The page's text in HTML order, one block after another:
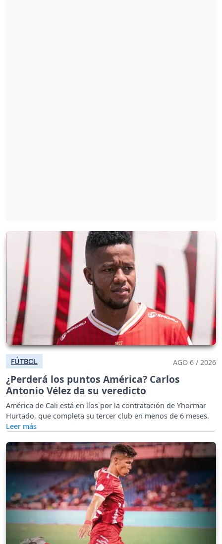
FÚTBOL AGO 6 / 2026
¿Perderá los puntos América? Carlos
Antonio Vélez da su veredicto
América de Cali está en líos por la contratación de Yhormar
Hurtado, que completa su tercer club en menos de 6 meses.